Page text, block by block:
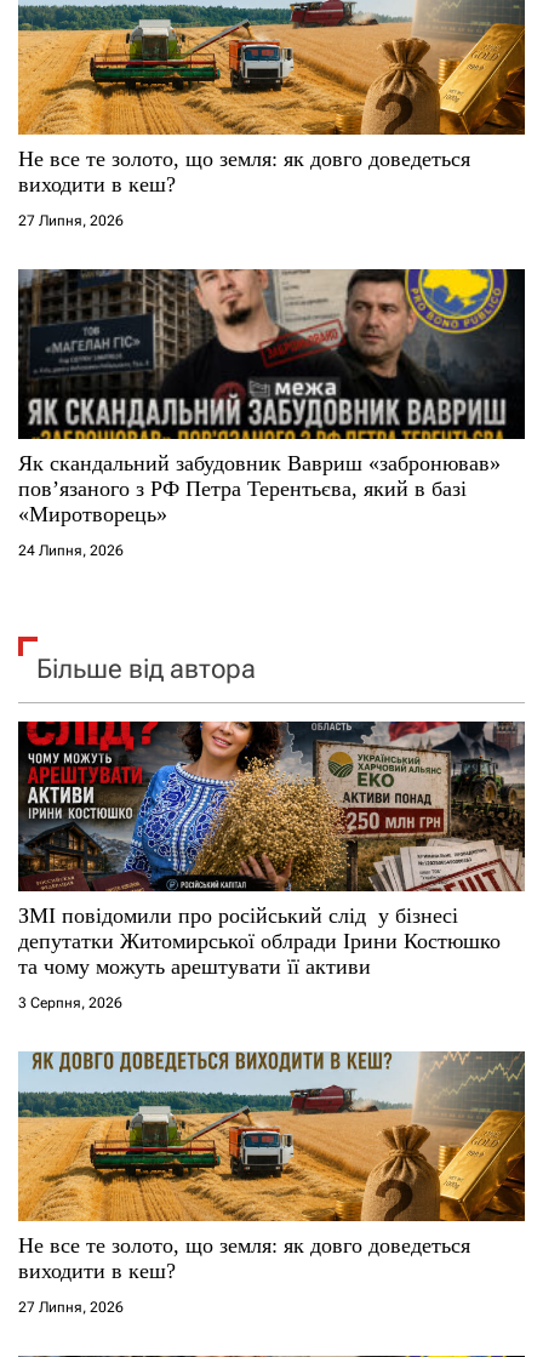
Не все те золото, що земля: як довго доведеться
виходити в кеш?
27 Липня, 2026
Як скандальний забудовник Вавриш «забронював»
повʼязаного з РФ Петра Терентьєва, який в базі
«Миротворець»
24 Липня, 2026
Більше від автора
ЗМІ повідомили про російський слід у бізнесі
депутатки Житомирської облради Ірини Костюшко
та чому можуть арештувати її активи
3 Серпня, 2026
Не все те золото, що земля: як довго доведеться
виходити в кеш?
27 Липня, 2026